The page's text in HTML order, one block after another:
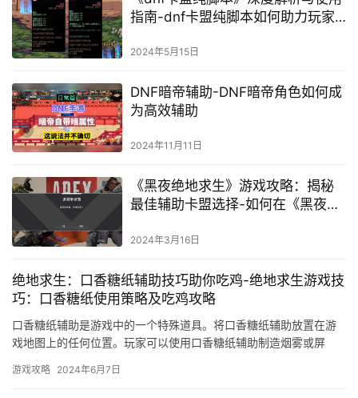
指南-dnf卡盟纯脚本如何助力玩家
2024年5月15日
DNF暗帝辅助-DNF暗帝角色如何成
为高效辅助
2024年11月11日
《黑夜绝地求生》游戏攻略：揭秘
最佳辅助卡盟选择-如何在《黑夜绝
来提升游戏体验
2024年3月16日
绝地求生：口香糖纸辅助技巧助你吃鸡-绝地求生游戏技
巧：口香糖纸使用策略及吃鸡攻略
口香糖纸辅助是游戏中的一个特殊道具。将口香糖纸辅助放置在游
戏地图上的任何位置。玩家可以使用口香糖纸辅助制造烟雾或屏
游戏攻略 2024年6月7日